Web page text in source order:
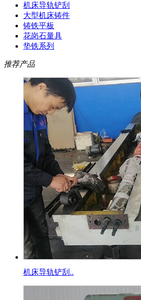
机床导轨铲刮
大型机床铸件
铸铁平板
花岗石量具
垫铁系列
推荐产品
机床导轨铲刮..